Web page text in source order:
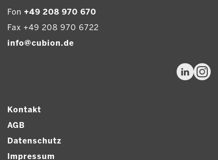
Fon +49 208 970 670
Fax +49 208 970 6722
info@cubion.de
Kontakt
AGB
Datenschutz
Impressum